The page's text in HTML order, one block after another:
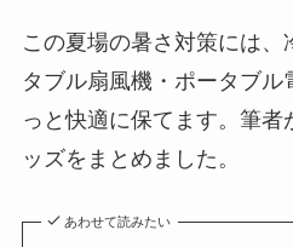
この夏場の暑さ対策には、
タブル扇風機・ポータブル
っと快適に保てます。筆
ッズをまとめました。
あわせて読みたい